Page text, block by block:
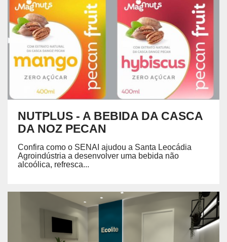
NUTPLUS - A BEBIDA DA CASCA
DA NOZ PECAN
Confira como o SENAI ajudou a Santa Leocádia
Agroindústria a desenvolver uma bebida não
alcoólica, refresca...